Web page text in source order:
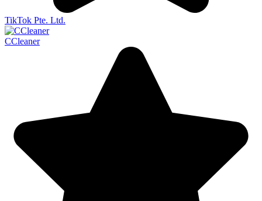
TikTok Pte. Ltd.
CCleaner